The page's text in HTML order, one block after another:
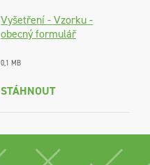
Vyšetření - Vzorku -
obecný formulář
0,1 MB
STÁHNOUT